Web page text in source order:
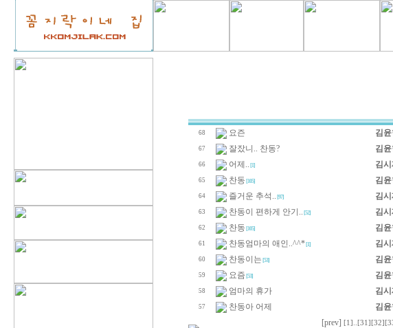
68 요즌 김
67 잘잤니.. 찬동? 김
66 어제.. [1] 김시
65 찬동 [105] 김
64 즐거운 추석.. [97] 김시
63 찬동이 편하게 안기.. [52] 김시
62 찬동 [105] 김
61 찬동엄마의 애인..^^* [1] 김시
60 찬동이는 [53] 김
59 요즘 [53] 김
58 엄마의 휴가 김시
57 찬동아 어제 김
[prev] [1] [31] [32]